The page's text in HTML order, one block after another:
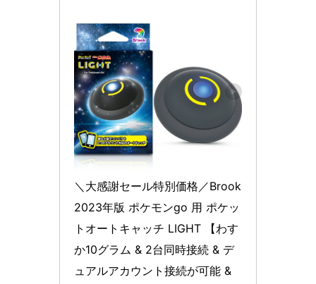
＼大感謝セール特別価格／Brook
2023年版 ポケモンgo 用 ポケッ
トオートキャッチ LIGHT 【わす
か10グラム & 2台同時接続 & デ
ュアルアカウント接続が可能 &